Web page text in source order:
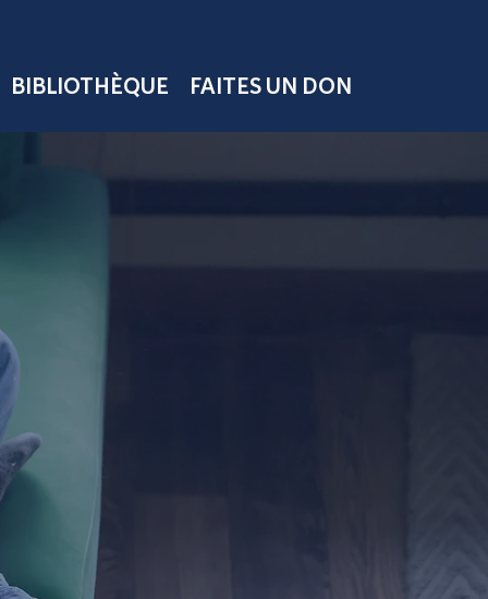
BIBLIOTHÈQUE FAITES UN DON